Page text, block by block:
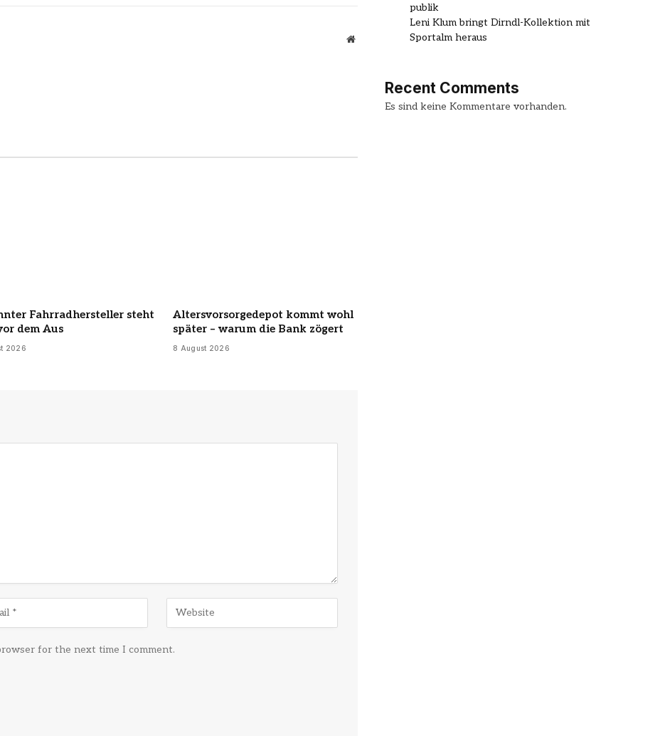
Website
Fahrradhersteller steht
dem Aus
2026
Altersvorsorgedepot kommt wohl
später – warum die Bank zögert
8 August 2026
for the next time I comment.
publik
Leni Klum bringt Dirndl-Kollektion mit
Sportalm heraus
Recent Comments
Es sind keine Kommentare vorhanden.